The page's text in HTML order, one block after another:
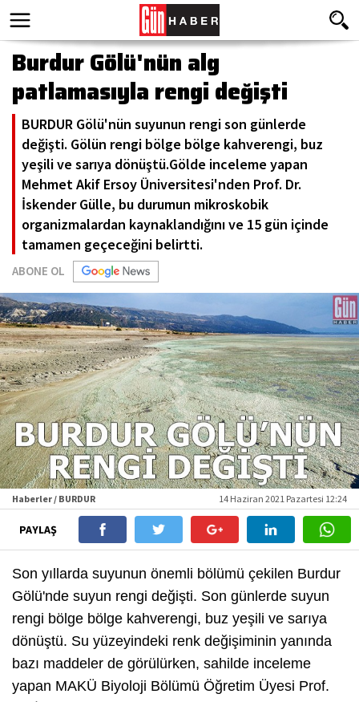
Burdur Gölü'nün alg
patlamasıyla rengi değişti
BURDUR Gölü'nün suyunun rengi son günlerde
değişti. Gölün rengi bölge bölge kahverengi, buz
yeşili ve sarıya dönüştü.Gölde inceleme yapan
Mehmet Akif Ersoy Üniversitesi'nden Prof. Dr.
İskender Gülle, bu durumun mikroskobik
organizmalardan kaynaklandığını ve 15 gün içinde
tamamen geçeceğini belirtti.
ABONE OL
Haberler / BURDUR 14 Haziran 2021 Pazartesi 12:24
PAYLAŞ
Son yıllarda suyunun önemli bölümü çekilen Burdur
Gölü'nde suyun rengi değişti. Son günlerde suyun
rengi bölge bölge kahverengi, buz yeşili ve sarıya
dönüştü. Su yüzeyindeki renk değişiminin yanında
bazı maddeler de görülürken, sahilde inceleme
yapan MAKÜ Biyoloji Bölümü Öğretim Üyesi Prof.